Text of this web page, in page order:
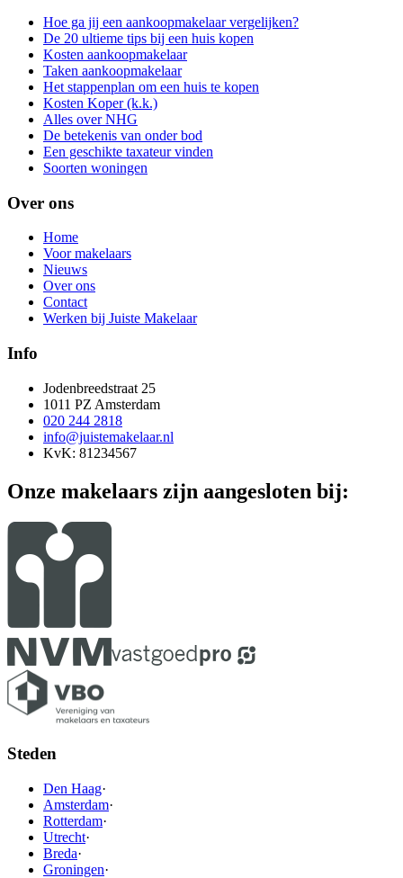
Hoe ga jij een aankoopmakelaar vergelijken?
De 20 ultieme tips bij een huis kopen
Kosten aankoopmakelaar
Taken aankoopmakelaar
Het stappenplan om een huis te kopen
Kosten Koper (k.k.)
Alles over NHG
De betekenis van onder bod
Een geschikte taxateur vinden
Soorten woningen
Over ons
Home
Voor makelaars
Nieuws
Over ons
Contact
Werken bij Juiste Makelaar
Info
Jodenbreedstraat 25
1011 PZ Amsterdam
020 244 2818
info@juistemakelaar.nl
KvK: 81234567
Onze makelaars zijn aangesloten bij:
Steden
Den Haag·
Amsterdam·
Rotterdam·
Utrecht·
Breda·
Groningen·